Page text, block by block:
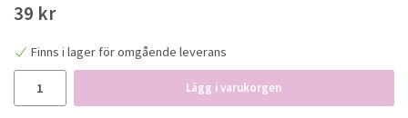
39 kr
Finns i lager för omgående leverans
Lägg i varukorgen